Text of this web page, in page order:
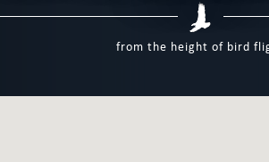
from the height of bird